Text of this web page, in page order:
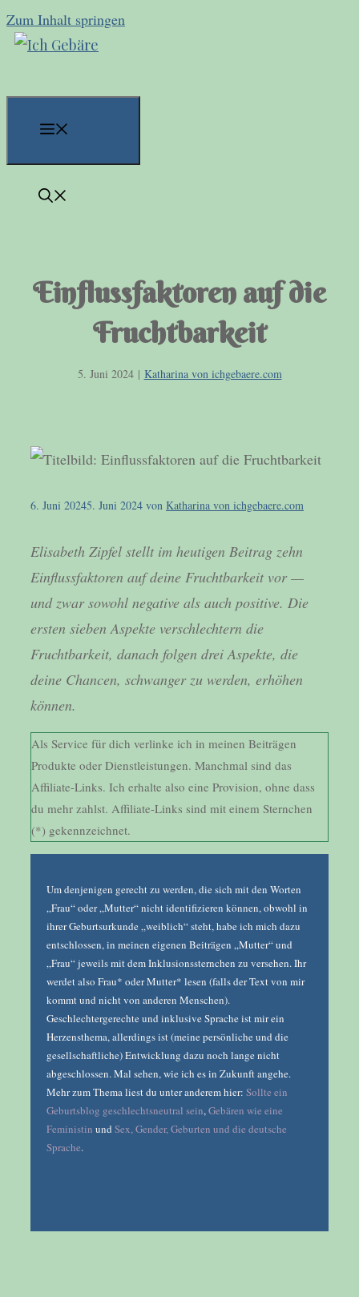
Zum Inhalt springen
Einflussfaktoren auf die
Fruchtbarkeit
5. Juni 2024 | Katharina von ichgebaere.com
6. Juni 20245. Juni 2024 von Katharina von ichgebaere.com
Elisabeth Zipfel stellt im heutigen Beitrag zehn
Einflussfaktoren auf deine Fruchtbarkeit vor —
und zwar sowohl negative als auch positive. Die
ersten sieben Aspekte verschlechtern die
Fruchtbarkeit, danach folgen drei Aspekte, die
deine Chancen, schwanger zu werden, erhöhen
können.
Als Service für dich verlinke ich in meinen Beiträgen
Produkte oder Dienstleistungen. Manchmal sind das
Affiliate-Links. Ich erhalte also eine Provision, ohne dass
du mehr zahlst. Affiliate-Links sind mit einem Sternchen
(*) gekennzeichnet.
Um denjenigen gerecht zu werden, die sich mit den Worten
„Frau“ oder „Mutter“ nicht identifizieren können, obwohl in
ihrer Geburtsurkunde „weiblich“ steht, habe ich mich dazu
entschlossen, in meinen eigenen Beiträgen „Mutter“ und
„Frau“ jeweils mit dem Inklusionssternchen zu versehen. Ihr
werdet also Frau* oder Mutter* lesen (falls der Text von mir
kommt und nicht von anderen Menschen).
Geschlechtergerechte und inklusive Sprache ist mir ein
Herzensthema, allerdings ist (meine persönliche und die
gesellschaftliche) Entwicklung dazu noch lange nicht
abgeschlossen. Mal sehen, wie ich es in Zukunft angehe.
Mehr zum Thema liest du unter anderem hier: Sollte ein
Geburtsblog geschlechtsneutral sein,Gebären wie eine
Feministin und Sex, Gender, Geburten und die deutsche
Sprache.